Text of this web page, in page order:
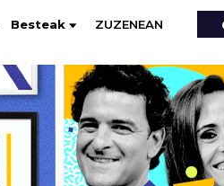
Besteak ZUZENEAN